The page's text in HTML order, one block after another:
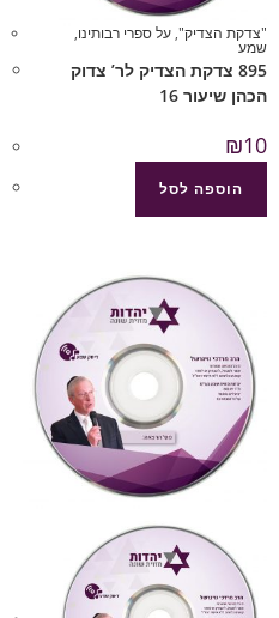
"צדקת הצדיק",על ספרי רבותינו,
שמע
895 צדקת הצדיק לר’ צדוק
הכהן שיעור 16
₪10
הוספה לסל